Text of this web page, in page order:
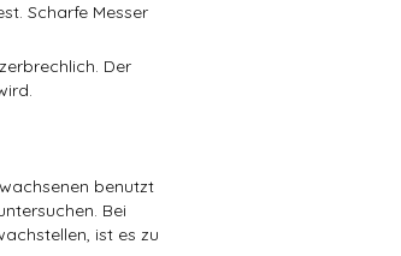
Scharfe Messer
Der
benutzt
Bei
ist es zu